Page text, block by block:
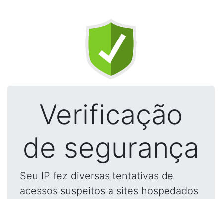
Verificação
de segurança
Seu IP fez diversas tentativas de
acessos suspeitos a sites hospedados